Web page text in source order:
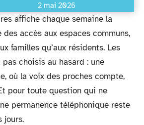
2 mai 2026
affiche chaque semaine la
accès aux espaces communs,
familles qu’aux résidents. Les
pas choisis au hasard : une
où la voix des proches compte,
pour toute question qui ne
permanence téléphonique reste
jours.